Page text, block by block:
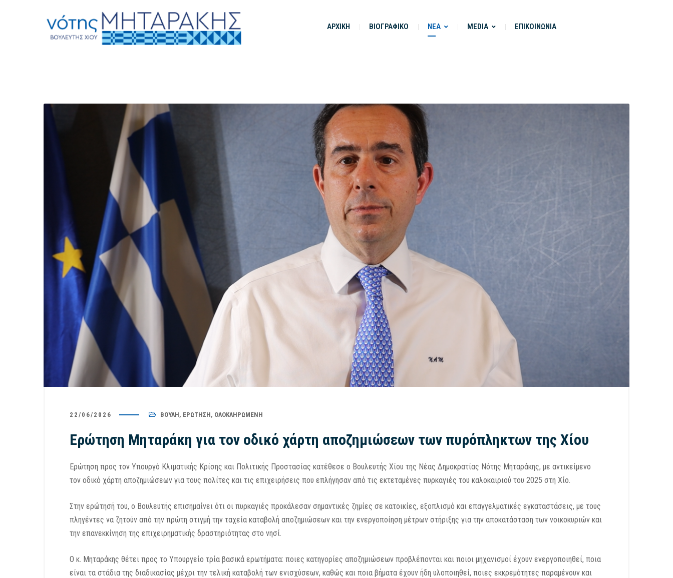
ΑΡΧΙΚΗ ΒΙΟΓΡΑΦΙΚΟ ΝΕΑ MEDIA ΕΠΙΚΟΙΝΩΝΙΑ
22/06/2026 ΒΟΥΛΉ, ΕΡΏΤΗΣΗ, ΟΛΟΚΛΗΡΩΜΈΝΗ
Ερώτηση Μηταράκη για τον οδικό χάρτη αποζημιώσεων των πυρόπληκτων της Χίου
Ερώτηση προς τον Υπουργό Κλιματικής Κρίσης και Πολιτικής Προστασίας κατέθεσε ο Βουλευτής Χίου της Νέας Δημοκρατίας Νότης Μηταράκης, με αντικείμενο
τον οδικό χάρτη αποζημιώσεων για τους πολίτες και τις επιχειρήσεις που επλήγησαν από τις εκτεταμένες πυρκαγιές του καλοκαιριού του 2025 στη Χίο.
Στην ερώτησή του, ο Βουλευτής επισημαίνει ότι οι πυρκαγιές προκάλεσαν σημαντικές ζημίες σε κατοικίες, εξοπλισμό και επαγγελματικές εγκαταστάσεις, με τους
πληγέντες να ζητούν από την πρώτη στιγμή την ταχεία καταβολή αποζημιώσεων και την ενεργοποίηση μέτρων στήριξης για την αποκατάσταση των νοικοκυριών και
την επανεκκίνηση της επιχειρηματικής δραστηριότητας στο νησί.
Ο κ. Μηταράκης θέτει προς το Υπουργείο τρία βασικά ερωτήματα: ποιες κατηγορίες αποζημιώσεων προβλέπονται και ποιοι μηχανισμοί έχουν ενεργοποιηθεί, ποια
είναι τα στάδια της διαδικασίας μέχρι την τελική καταβολή των ενισχύσεων, καθώς και ποια βήματα έχουν ήδη υλοποιηθεί, ποιες εκκρεμότητες παραμένουν και